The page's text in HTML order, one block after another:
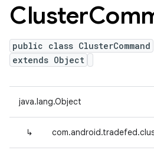
Cluster
public class ClusterCommand
extends Object
java.lang.Object
↳